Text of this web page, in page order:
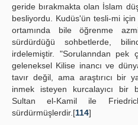
geride bırakmakta olan İslam
besliyordu. Kudüs'ün tesli-mi
ortamında bile öğrenme
sürdürdüğü sohbetlerde,
irdelemiştir. "Sorulanndan pek
geleneksel Kilise inancı ve
tavır değil, ama araştırıcı bir
inmek isteyen kurcalayıcı bir
Sultan el-Kamil ile
sürdürmüşlerdir.[114]